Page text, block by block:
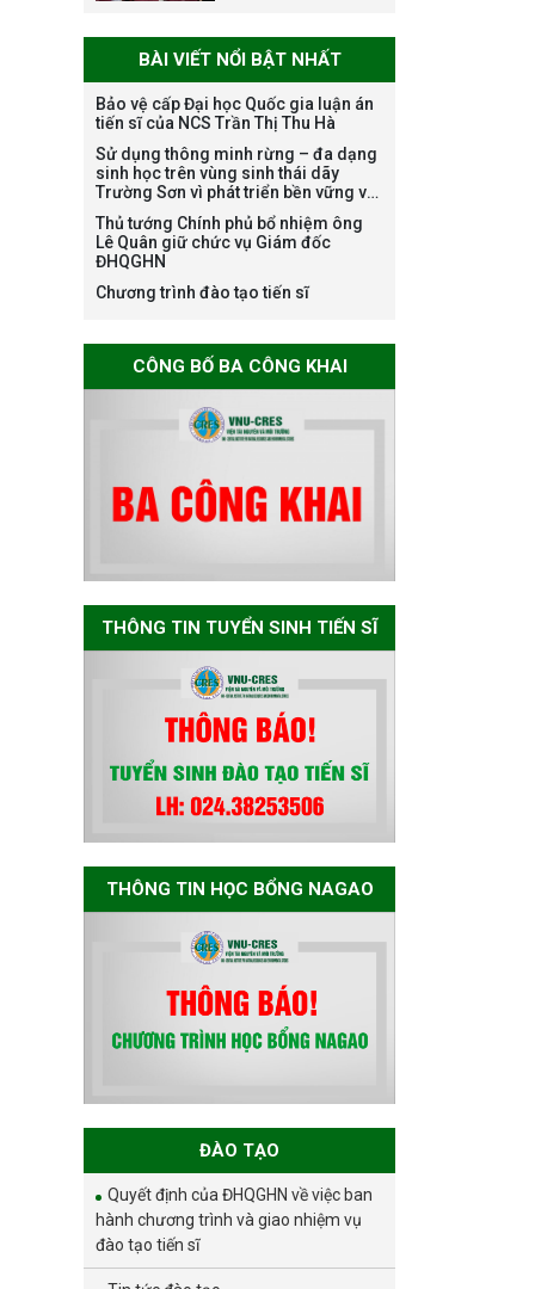
ĐỘNG HẠNG BA
Tạm dừng công
tác tuyển dụng
viên chức, người
lao động các vị trí
việc làm chức
danh nghề nghiệp
chung trong
sĩ của NCS Trương
sĩ của NCS Nguyễn
Thế Thông
Thông báo chương
Nagao tại Việt Nam
năm học 2026-
Thông báo về việc
chuyên môn đánh
giá hồ sơ chuyên
môn cho các thí
sinh dự tuyển
nghiên cứu sinh
BÀI VIẾT NỔI BẬT NHẤT
Bảo vệ cấp Đại học Quốc gia luận án
tiến sĩ của NCS Trần Thị Thu Hà
Sử dụng thông minh rừng – đa dạng
sinh học trên vùng sinh thái dãy
Trường Sơn vì phát triển bền vững và
ứng phó với biến đổi khí hậu
Thủ tướng Chính phủ bổ nhiệm ông
Lê Quân giữ chức vụ Giám đốc
ĐHQGHN
Chương trình đào tạo tiến sĩ
CÔNG BỐ BA CÔNG KHAI
THÔNG TIN TUYỂN SINH TIẾN SĨ
THÔNG TIN HỌC BỔNG NAGAO
ĐÀO TẠO
Quyết định của ĐHQGHN về việc ban
hành chương trình và giao nhiệm vụ
đào tạo tiến sĩ